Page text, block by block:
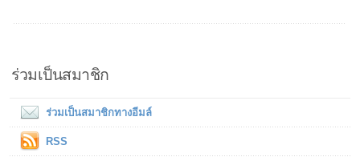
ร่วมเป็นสมาชิก
ร่วมเป็นสมาชิกทางอีมล์
RSS